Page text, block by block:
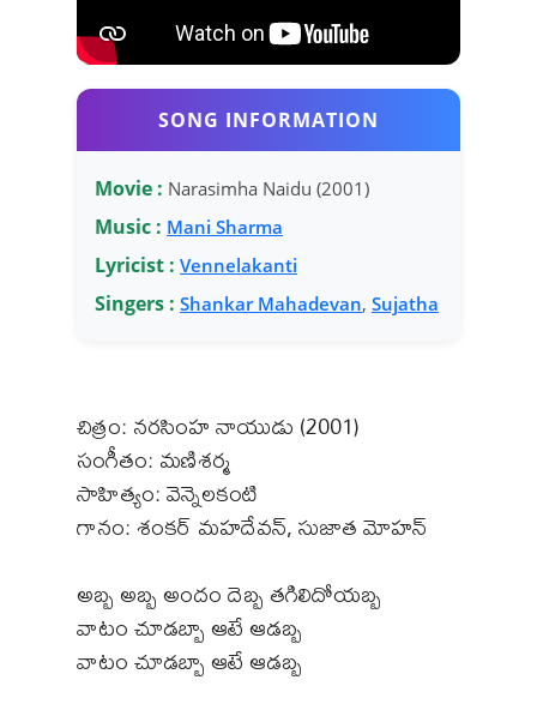
SONG INFORMATION
Movie : Narasimha Naidu (2001)
Music : Mani Sharma
Lyricist : Vennelakanti
Singers : Shankar Mahadevan, Sujatha
చిత్రం: నరసింహ నాయుడు (2001)
సంగీతం: మణిశర్మ
సాహిత్యం: వెన్నెలకంటి
గానం: శంకర్ మహదేవన్, సుజాత మోహన్
అబ్బ అబ్బ అందం దెబ్బ తగిలిదోయబ్బ
వాటం చూడబ్బా ఆటే ఆడబ్బ
వాటం చూడబ్బా ఆటే ఆడబ్బ